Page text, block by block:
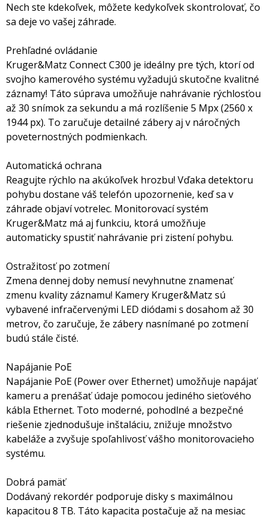
Nech ste kdekoľvek, môžete kedykoľvek skontrolovať, čo
sa deje vo vašej záhrade.
Prehľadné ovládanie
Kruger&Matz Connect C300 je ideálny pre tých, ktorí od
svojho kamerového systému vyžadujú skutočne kvalitné
záznamy! Táto súprava umožňuje nahrávanie rýchlosťou
až 30 snímok za sekundu a má rozlíšenie 5 Mpx (2560 x
1944 px). To zaručuje detailné zábery aj v náročných
poveternostných podmienkach.
Automatická ochrana
Reagujte rýchlo na akúkoľvek hrozbu! Vďaka detektoru
pohybu dostane váš telefón upozornenie, keď sa v
záhrade objaví votrelec. Monitorovací systém
Kruger&Matz má aj funkciu, ktorá umožňuje
automaticky spustiť nahrávanie pri zistení pohybu.
Ostražitosť po zotmení
Zmena dennej doby nemusí nevyhnutne znamenať
zmenu kvality záznamu! Kamery Kruger&Matz sú
vybavené infračervenými LED diódami s dosahom až 30
metrov, čo zaručuje, že zábery nasnímané po zotmení
budú stále čisté.
Napájanie PoE
Napájanie PoE (Power over Ethernet) umožňuje napájať
kameru a prenášať údaje pomocou jediného sieťového
kábla Ethernet. Toto moderné, pohodlné a bezpečné
riešenie zjednodušuje inštaláciu, znižuje množstvo
kabeláže a zvyšuje spoľahlivosť vášho monitorovacieho
systému.
Dobrá pamäť
Dodávaný rekordér podporuje disky s maximálnou
kapacitou 8 TB. Táto kapacita postačuje až na mesiac